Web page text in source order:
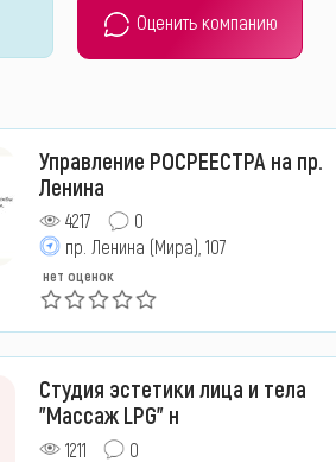
Оценить компанию
Управление РОСРЕЕСТРА на пр.
Ленина
4217
0
пр. Ленина (Мира), 107
нет оценок
Студия эстетики лица и тела
"Массаж LPG" н
1211 0